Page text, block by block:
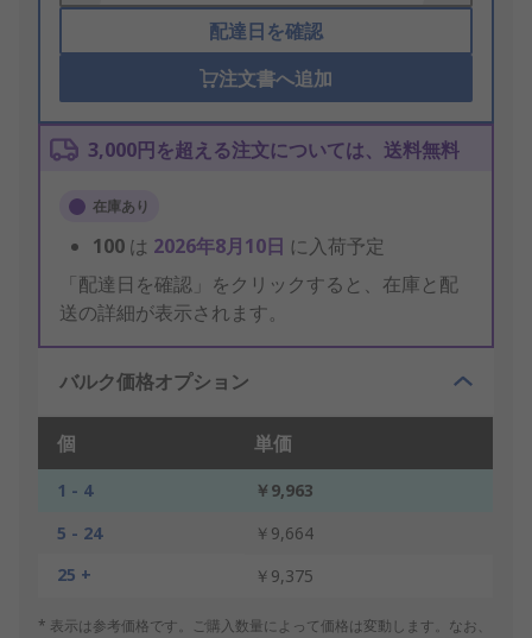
配達日を確認
注文書へ追加
3,000円を超える注文については、送料無料
在庫あり
100 は 2026年8月10日 に入荷予定
「配達日を確認」をクリックすると、在庫と配
送の詳細が表示されます。
バルク価格オプション
個 単価
1 - 4
￥9,963
5 - 24
￥9,664
25 +
￥9,375
* 表示は参考価格です。ご購入数量によって価格は変動します。なお、